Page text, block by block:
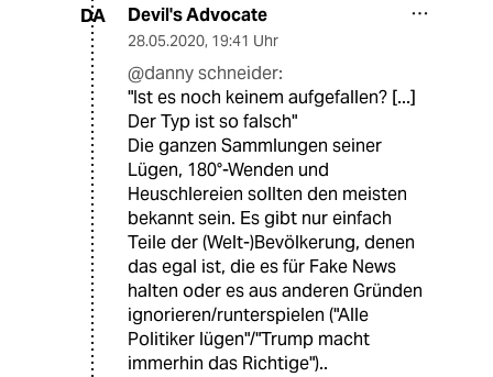
DA Devil's Advocate
28.05.2020, 19:41 Uhr
@danny schneider:
"Ist es noch keinem aufgefallen? [...]
Der Typ ist so falsch"
Die ganzen Sammlungen seiner
Lügen, 180°-Wenden und
Heuschlereien sollten den meisten
bekannt sein. Es gibt nur einfach
Teile der (Welt-)Bevölkerung, denen
das egal ist, die es für Fake News
halten oder es aus anderen Gründen
ignorieren/runterspielen ("Alle
Politiker lügen"/"Trump macht
immerhin das Richtige")..